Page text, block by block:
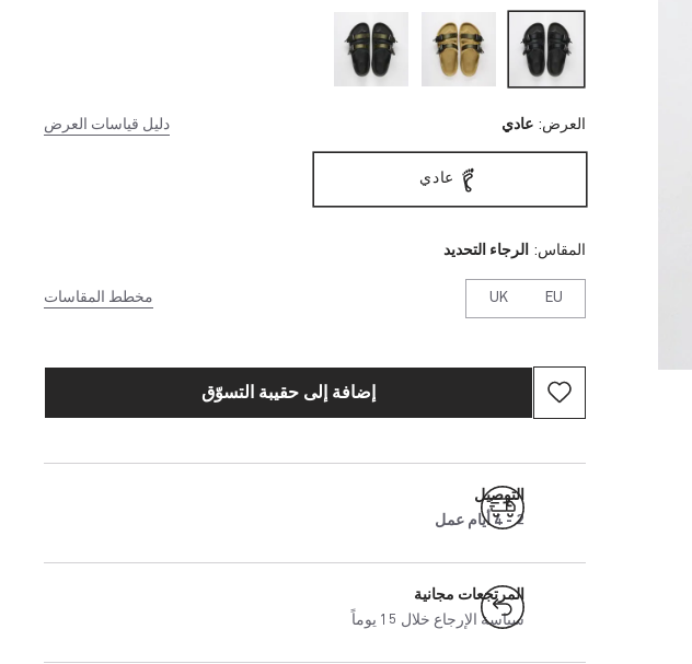
العرض: عادي دليل قياسات العرض
عادي
مخطط المقاسات
المقاس: الرجاء التحديد
EU
UK
إضافة إلى حقيبة التسوّق
التوصيل
2 - 4 أيام عمل
المرتجعات مجانية
سياسة الإرجاع خلال 15 يوماً